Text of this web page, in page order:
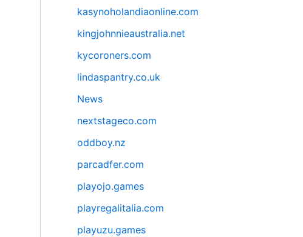
kasynoholandiaonline.com
kingjohnnieaustralia.net
kycoroners.com
lindaspantry.co.uk
News
nextstageco.com
oddboy.nz
parcadfer.com
playojo.games
playregalitalia.com
playuzu.games